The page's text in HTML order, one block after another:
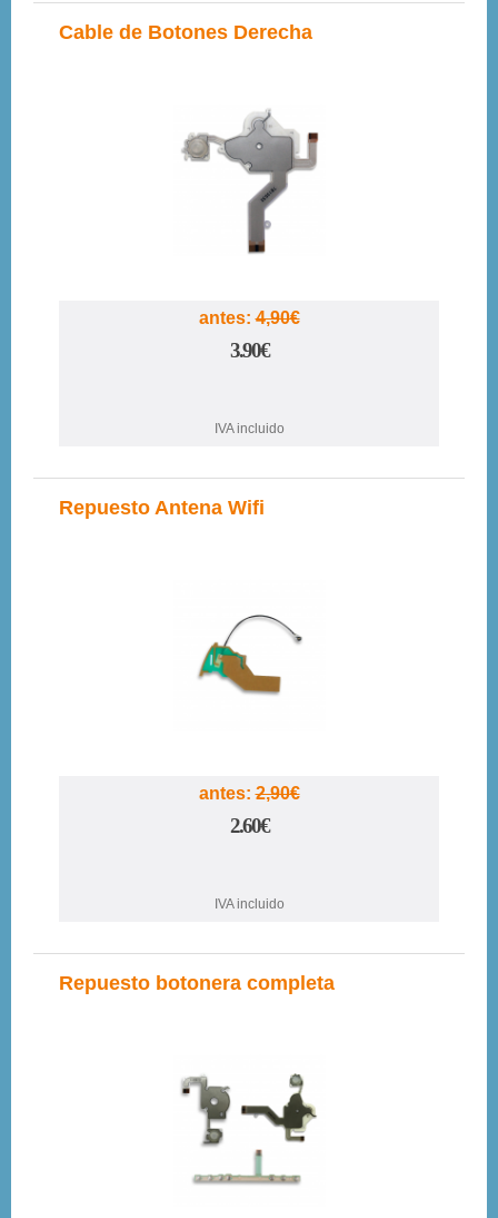
Cable de Botones Derecha
antes:4,90€
3.90€
IVA incluido
Repuesto Antena Wifi
antes:2,90€
2.60€
IVA incluido
Repuesto botonera completa